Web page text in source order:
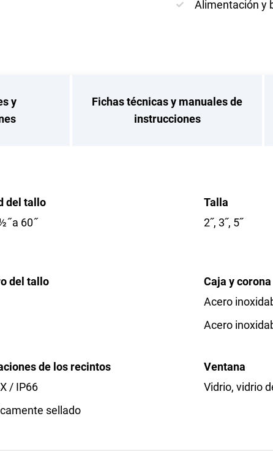
Alimentación y
y
Fichas técnicas y manuales de
instrucciones
del tallo
a 60
Talla
2˝, 3˝, 5˝
del tallo
Caja y corona
Acero
Acero
de los recintos
/ IP66
sellado
Ventana
Vidrio, vidrio